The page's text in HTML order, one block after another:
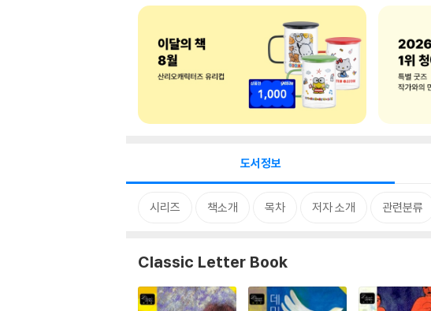
도서정보
시리즈 책소개 목차 저자 소개 관련분류
Classic Letter Book